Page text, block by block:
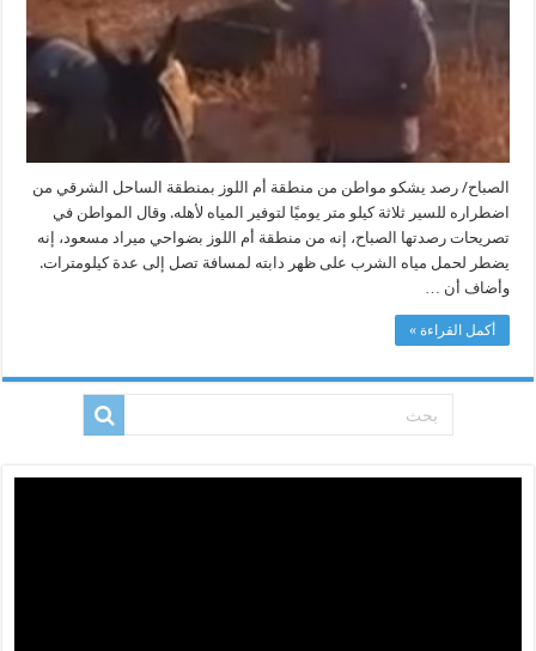
المسافات
مغلقة
الصباح/ رصد يشكو مواطن من منطقة أم اللوز بمنطقة الساحل الشرقي من
اضطراره للسير ثلاثة كيلو متر يوميًا لتوفير المياه لأهله. وقال المواطن في
تصريحات رصدتها الصباح، إنه من منطقة أم اللوز بضواحي ميراد مسعود، إنه
يضطر لحمل مياه الشرب على ظهر دابته لمسافة تصل إلى عدة كيلومترات.
وأضاف أن …
أكمل القراءة »